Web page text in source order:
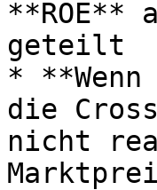
**ROE**
geteilt
*
die
nicht